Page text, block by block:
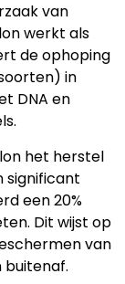
van
werkt als
de ophoping
in
DNA en
het herstel
significant
een 20%
Dit wijst op
van
buitenaf.